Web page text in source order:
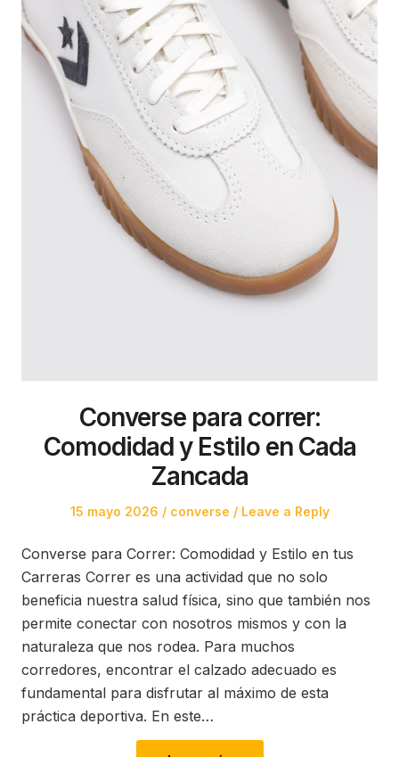
Converse para correr:
Comodidad y Estilo en Cada
Zancada
Posted
15 mayo 2026
Posted
converse Leave a Reply
Converse para Correr: Comodidad y Estilo en tus
Carreras Correr es una actividad que no solo
beneficia nuestra salud física, sino que también nos
permite conectar con nosotros mismos y con la
naturaleza que nos rodea. Para muchos
corredores, encontrar el calzado adecuado es
fundamental para disfrutar al máximo de esta
práctica deportiva. En este…